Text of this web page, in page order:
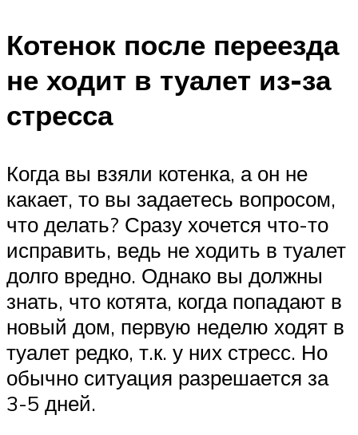
Котенок после переезда
не ходит в туалет из-за
стресса
Когда вы взяли котенка, а он не
какает, то вы задаетесь вопросом,
что делать? Сразу хочется что-то
исправить, ведь не ходить в туалет
долго вредно. Однако вы должны
знать, что котята, когда попадают в
новый дом, первую неделю ходят в
туалет редко, т.к. у них стресс. Но
обычно ситуация разрешается за
3-5 дней.